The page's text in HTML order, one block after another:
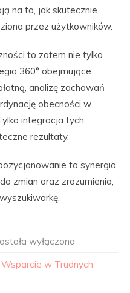
na to, jak skutecznie
przez użytkowników.
to zatem nie tylko
360° obejmujące
analizę zachowań
obecności w
integracja tych
rezultaty.
to synergia
zmian oraz zrozumienia,
wyłączona
w Trudnych